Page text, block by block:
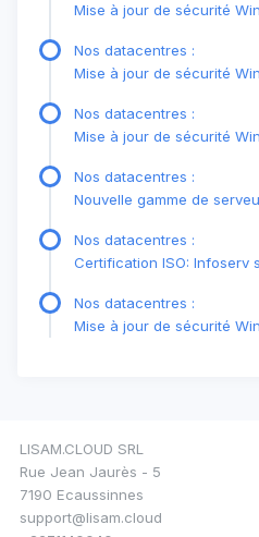
Mise à jour de sécurité
Nos datacentres :
Mise à jour de sécurité
Nos datacentres :
Mise à jour de sécurité
Nos datacentres :
Nouvelle gamme de
Nos datacentres :
Certification ISO: Infoserv
Nos datacentres :
Mise à jour de sécurité
LISAM.CLOUD SRL
Rue Jean Jaurès - 5
7190 Ecaussinnes
support@lisam.cloud